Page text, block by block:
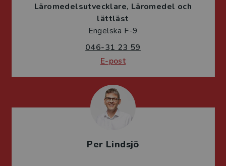
Läromedelsutvecklare Läromedel och
lättläst
Engelska F-9
046-31 23 59
E-post
Per Lindsjö